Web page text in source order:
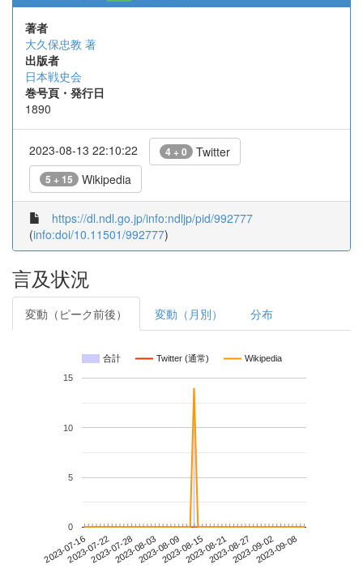
著者
大久保忠教 著
出版者
日本戦史会
巻号頁・発行日
1890
2023-08-13 22:10:22 4 + 0 Twitter
5 + 15 Wikipedia
https://dl.ndl.go.jp/info:ndljp/pid/992777
(info:doi/10.11501/992777)
言及状況
変動（ピーク前後） 変動（月別） 分布
合計 Twitter (通常) Wikipedia
2023-07-162023-07-222023-07-282023-08-032023-08-092023-08-152023-08-212023-08-272023-09-022023-09-08
0
5
10
15